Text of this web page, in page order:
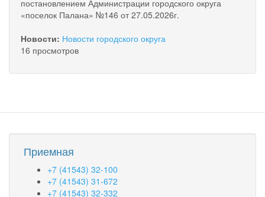
постановлением Администрации городского округа
«поселок Палана» №146 от 27.05.2026г.
Новости: Новости городского округа
16 просмотров
Приемная
+7 (41543) 32-100
+7 (41543) 31-672
+7 (41543) 32-332